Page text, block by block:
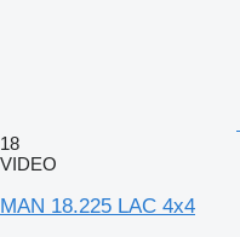
18
VIDEO
MAN 18.225 LAC 4x4